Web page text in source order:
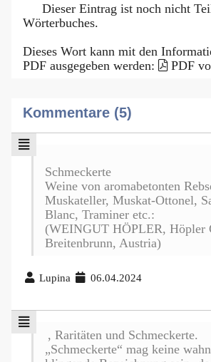
Dieser Eintrag ist noch nicht
Wörterbuches.
Dieses Wort kann mit den
PDF ausgegeben werden:
PDF
Kommentare (5)
Schmeckerte
Weine von aromabetonten
Muskateller, Muskat-Ottonel,
Blanc, Traminer etc.:
(WEINGUT HÖPLER, Höpler
Breitenbrunn, Austria)
Lupina 06.04.2024
, Raritäten und Schmeckerte.
„Schmeckerte“ mag keine